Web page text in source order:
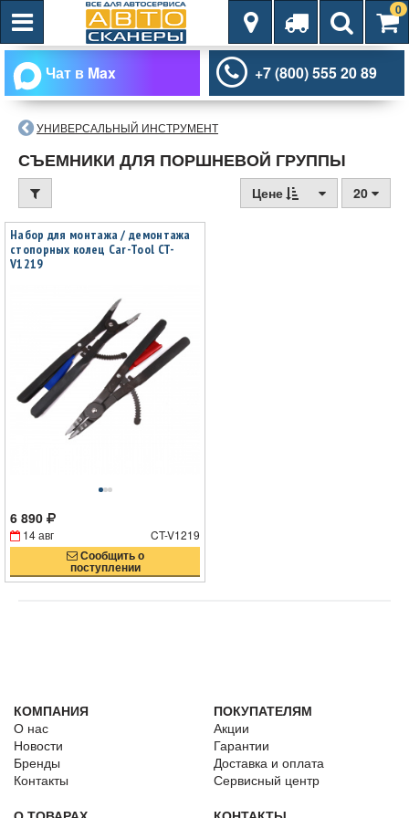
0
Чат в Max +7 (800) 555 20 89
УНИВЕРСАЛЬНЫЙ ИНСТРУМЕНТ
СЪЕМНИКИ ДЛЯ ПОРШНЕВОЙ ГРУППЫ
Цене 20
Набор для монтажа / демонтажа
стопорных колец Car-Tool CT-
V1219
6 890
14 авг CT-V1219
Сообщить о
поступлении
КОМПАНИЯ
О нас
Новости
Бренды
Контакты
ПОКУПАТЕЛЯМ
Акции
Гарантии
Доставка и оплата
Сервисный центр